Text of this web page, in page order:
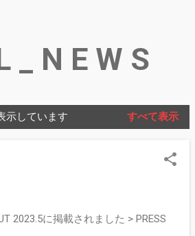
_ N E W S
示しています すべて表示
2023.5に掲載されました > PRESS